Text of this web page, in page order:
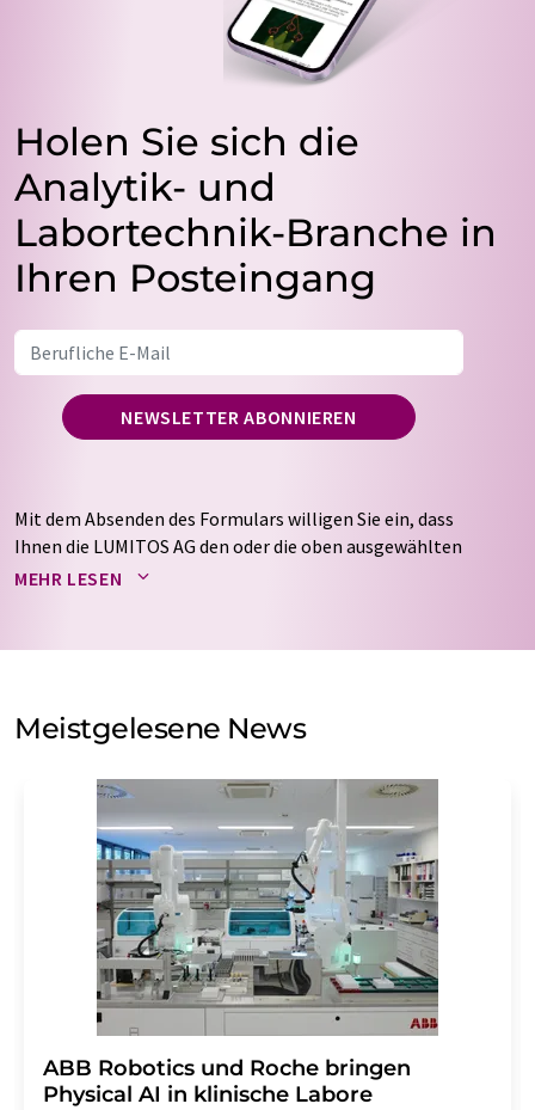
Holen Sie sich die
Analytik- und
Labortechnik-Branche in
Ihren Posteingang
NEWSLETTER ABONNIEREN
Mit dem Absenden des Formulars willigen Sie ein, dass
Ihnen die LUMITOS AG den oder die oben ausgewählten
Newsletter per E-Mail zusendet. Ihre Daten werden
auf Basis unsererDatenschutzerklärung. LUMITOS darf
Meinungsforschung per E-Mail kontaktieren. Ihre
Einwilligung können Sie jederzeit ohne Angabe von
Str. 2, 12489 Berlin oder per E-Mail unter
widerruf@lumitos.commit Wirkung für die Zukunft
widerrufen. Zudem ist in jeder E-Mail ein Link zur
Abbestellung des entsprechenden Newsletters
enthalten.
MEHR LESEN
Meistgelesene News
​​​​​​​ABB Robotics und Roche bringen
Physical AI in klinische Labore